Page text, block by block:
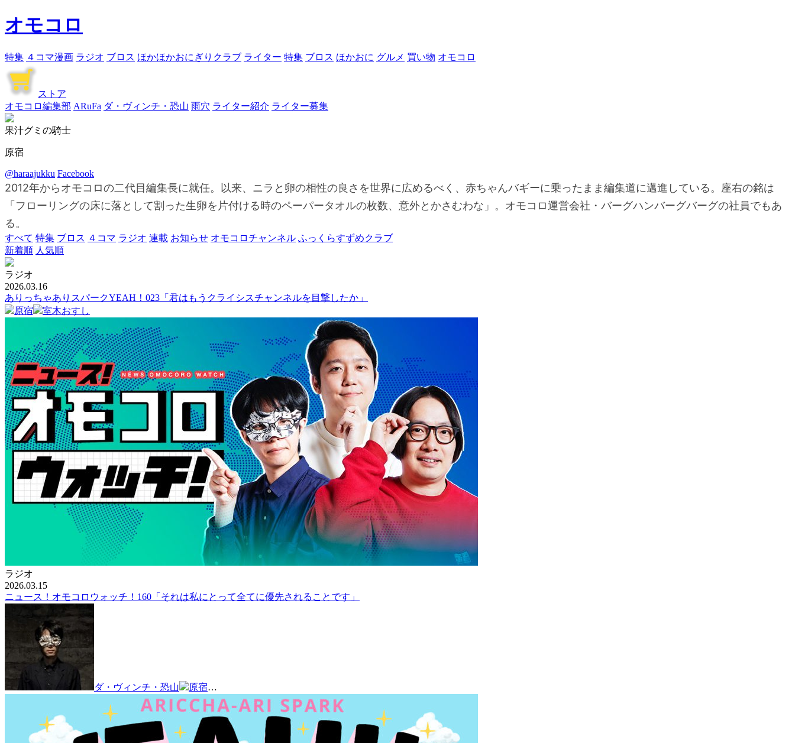
オモコロ
特集 ４コマ漫画 ラジオ ブロス ほかほかおにぎりクラブ ライター 特集 ブロス ほかおに グルメ 買い物 オモコロ
ストア
オモコロ編集部 ARuFa ダ・ヴィンチ・恐山 雨穴 ライター紹介 ライター募集
果汁グミの騎士
原宿
@haraajukku Facebook
2012年からオモコロの二代目編集長に就任。以来、ニラと卵の相性の良さを世界に広めるべく、赤ちゃんバギーに乗ったまま編集道に邁進している。座右の銘は
「フローリングの床に落として割った生卵を片付ける時のペーパータオルの枚数、意外とかさむわな」。オモコロ運営会社・バーグハンバーグバーグの社員でもあ
る。
すべて 特集 ブロス ４コマ ラジオ 連載 お知らせ オモコロチャンネル ふっくらすずめクラブ
新着順 人気順
ラジオ
2026.03.16
ありっちゃありスパークYEAH！023「君はもうクライシスチャンネルを目撃したか」
原宿
室木おすし
ラジオ
2026.03.15
ニュース！オモコロウォッチ！160「それは私にとって全てに優先されることです」
ダ・ヴィンチ・恐山 原宿…